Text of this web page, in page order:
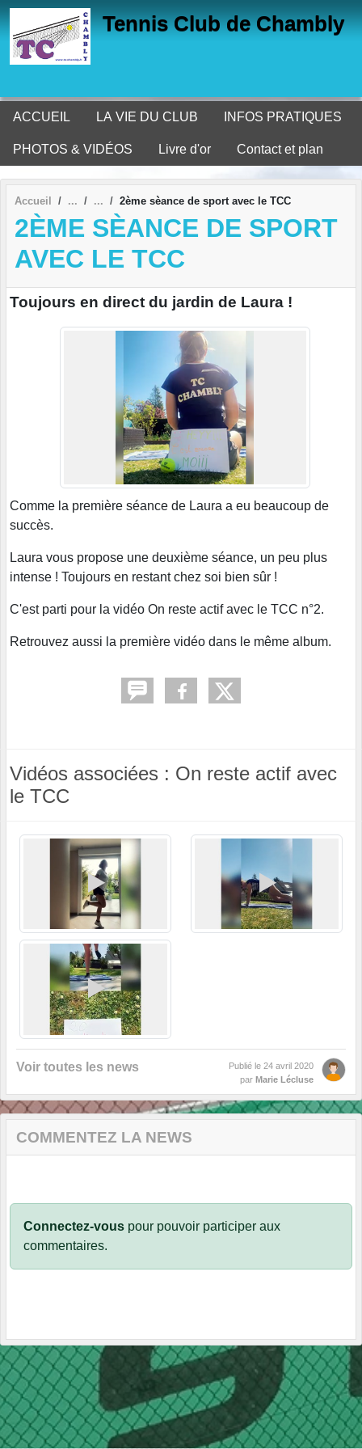
Tennis Club de Chambly
ACCUEIL LA VIE DU CLUB INFOS PRATIQUES
PHOTOS & VIDÉOS Livre d'or Contact et plan
Accueil 2ème sèance de sport avec le TCC
2ÈME SÈANCE DE SPORT
AVEC LE TCC
Toujours en direct du jardin de Laura !
Comme la première séance de Laura a eu beaucoup de
succès.
Laura vous propose une deuxième séance, un peu plus
intense ! Toujours en restant chez soi bien sûr !
C'est parti pour la vidéo On reste actif avec le TCC n°2.
Retrouvez aussi la première vidéo dans le même album.
Vidéos associées : On reste actif avec
le TCC
Voir toutes les news Publié le 24 avril 2020
par Marie Lécluse
COMMENTEZ LA NEWS
Connectez-vous pour pouvoir participer aux
commentaires.
Panneau de gestion des cookies